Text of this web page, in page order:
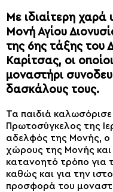
Με ιδιαίτερη
Μονή Αγίου
της 6ης τάξης του
Καρίτσας, οι
μοναστήρι
δασκάλους τους.
Τα παιδιά
Πρωτοσύγκελος της
αδελφός της Μονής, ο
χώρους της Μονής και
κατανοητό τρόπο για
καθώς και για την
προσφορά του